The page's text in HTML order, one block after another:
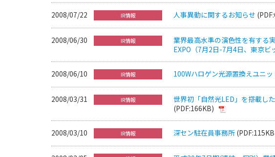
2008/07/22 IR情報 人事異動に関するお知らせ
2008/06/30 IR情報
業界最高水準の演色性を有する
EXPO（7月2日-7月4日、東京ビ
2008/06/10 IR情報 100Wハロゲン光源置換えユニ
2008/03/31 IR情報
世界初「自然光LED」を搭載し
(PDF:166KB)
2008/03/10 IR情報 深セン駐在員事務所